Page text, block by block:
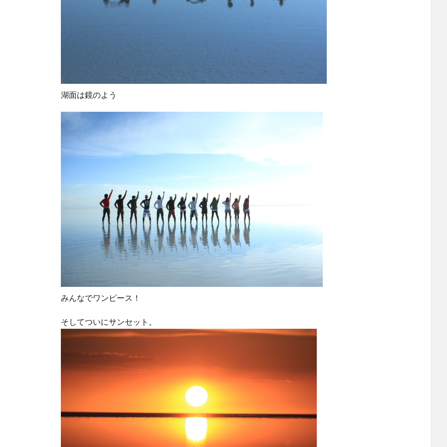
湖面は鏡のよう
みんなでワンピース！
そしてついにサンセット。